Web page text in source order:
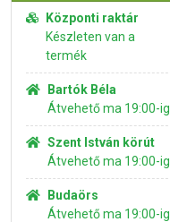
Központi raktár
Készleten van a
termék
Bartók Béla
Átvehető ma 19:00-ig
Szent István körút
Átvehető ma 19:00-ig
Budaörs
Átvehető ma 19:00-ig